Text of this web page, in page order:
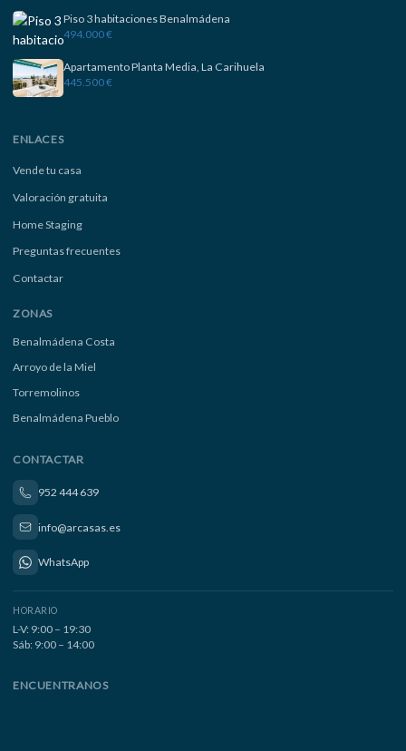
Piso 3 habitaciones Benalmádena
494.000 €
Apartamento Planta Media, La Carihuela
445.500 €
ENLACES
Vende tu casa
Valoración gratuita
Home Staging
Preguntas frecuentes
Contactar
ZONAS
Benalmádena Costa
Arroyo de la Miel
Torremolinos
Benalmádena Pueblo
CONTACTAR
952 444 639
info@arcasas.es
WhatsApp
HORARIO
L-V: 9:00 – 19:30
Sáb: 9:00 – 14:00
ENCUENTRANOS